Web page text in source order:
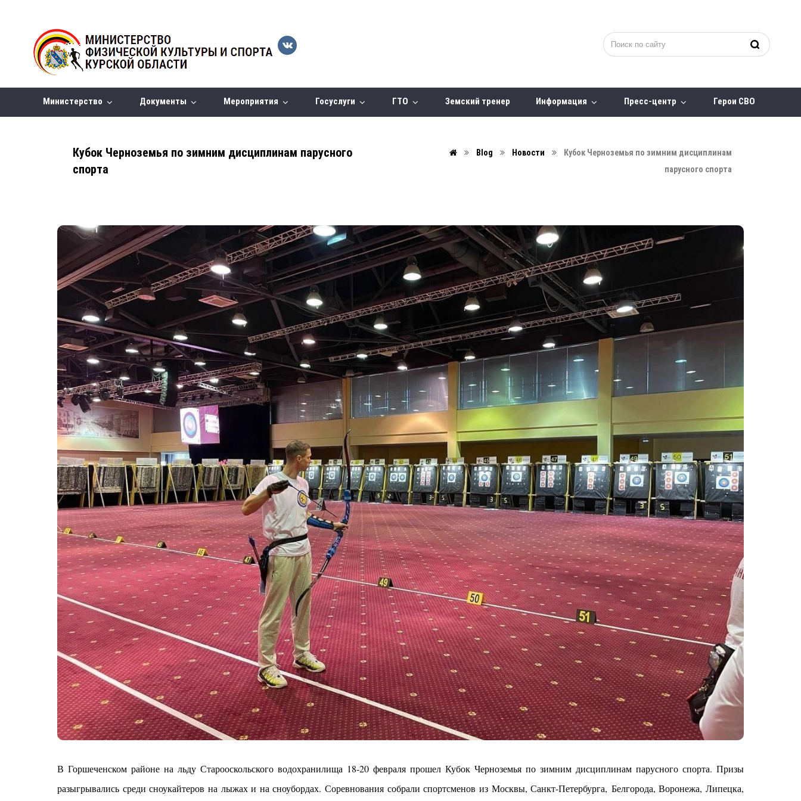
Министерство Документы Мероприятия Госуслуги ГТО Земский тренер Информация Пресс-центр Герои СВО
Кубок Черноземья по зимним дисциплинам парусного
спорта
Blog Новости
Кубок Черноземья по зимним дисциплинам
парусного спорта
В Горшеченском районе на льду Старооскольского водохранилища 18-20 февраля прошел Кубок Черноземья по зимним дисциплинам парусного спорта. Призы
разыгрывались среди сноукайтеров на лыжах и на сноубордах. Соревнования собрали спортсменов из Москвы, Санкт-Петербурга, Белгорода, Воронежа, Липецка,